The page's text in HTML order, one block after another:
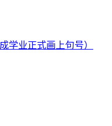
学业正式画上句号）